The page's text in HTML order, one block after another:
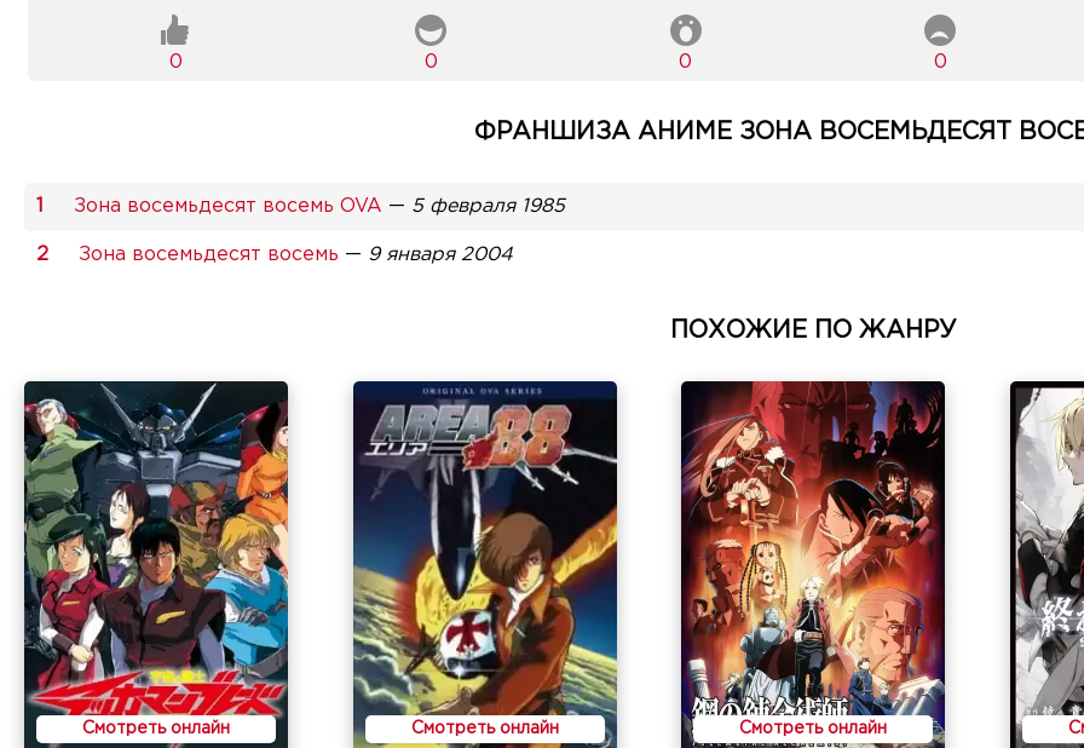
0 0 0 0
ФРАНШИЗА АНИМЕ ЗОНА ВОСЕМЬДЕСЯТ
Зона восемьдесят восемь OVA — 5 февраля 1985
Зона восемьдесят восемь — 9 января 2004
ПОХОЖИЕ ПО ЖАНРУ
Смотреть онлайн Смотреть онлайн Смотреть онлайн